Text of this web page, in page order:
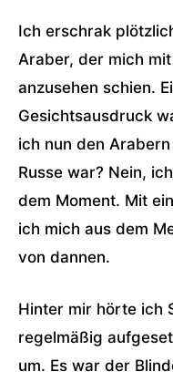
Ich erschrak
Araber, der mich
anzusehen schien.
Gesichtsausdruck
ich nun den
Russe war? Nein,
dem Moment. Mit
ich mich aus dem
von dannen.
Hinter mir hörte ich
regelmäßig
um. Es war der